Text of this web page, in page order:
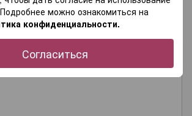
можно ознакомиться на
конфиденциальности.
Согласиться